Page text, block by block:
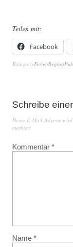
Teilen mit:
Facebook
Kategorie
Schreibe
Deine E-Mail-Adresse
markiert
Kommentar *
Name *